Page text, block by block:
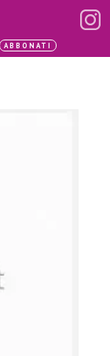
ABBONATI